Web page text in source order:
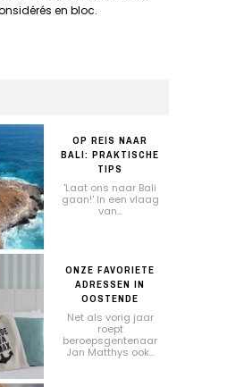
en bloc.
OP REIS NAAR
BALI: PRAKTISCHE
TIPS
'Laat ons naar Bali
gaan!' In een vlaag
van...
ONZE FAVORIETE
ADRESSEN IN
OOSTENDE
Net als vorig jaar
roept
beroepsgentenaar
Jan Matthys ook...